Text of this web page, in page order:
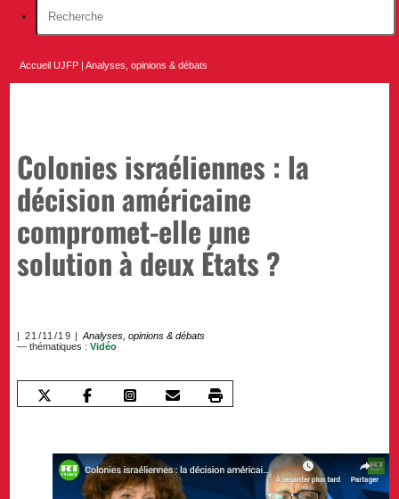
Accueil UJFP |Analyses, opinions & débats
Colonies israéliennes : la
décision américaine
compromet-elle une
solution à deux États ?
21/11/19
Analyses, opinions & débats
— thématiques :Vidéo